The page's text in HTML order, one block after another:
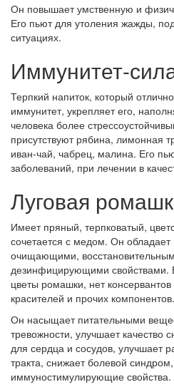
Он повышает умственную и
Его пьют для утоления жажды,
ситуациях.
Иммунитет-
Терпкий напиток, который
иммунитет, укрепляет его,
человека более
присутствуют рябина, лимонная
иван-чай, чабрец, малина. Его
заболеваний, при лечении в
Луговая
Имеет пряный, терпковатый,
сочетается с медом. Он
очищающими,
дезинфицирующими свойствами.
цветы ромашки, нет
красителей и прочих компонентов.
Он насыщает питательными
тревожности, улучшает качество
для сердца и сосудов, улучшает
тракта, снижает болевой
иммуностимулирующие свойства.